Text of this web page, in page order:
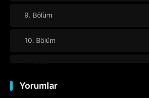
9. Bölüm
10. Bölüm
11. Bölüm
12. Bölüm
Yorumlar